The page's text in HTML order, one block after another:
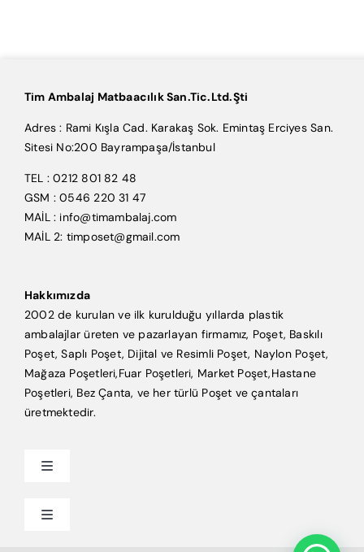
Tim Ambalaj Matbaacılık San.Tic.Ltd.Şti
Adres : Rami Kışla Cad. Karakaş Sok. Emintaş Erciyes San.
Sitesi No:200 Bayrampaşa/İstanbul
TEL : 0212 801 82 48
GSM : 0546 220 31 47
MAİL : info@timambalaj.com
MAİL 2: timposet@gmail.com
Hakkımızda
2002 de kurulan ve ilk kurulduğu yıllarda plastik
ambalajlar üreten ve pazarlayan firmamız, Poşet, Baskılı
Poşet, Saplı Poşet, Dijital ve Resimli Poşet, Naylon Poşet,
Mağaza Poşetleri,Fuar Poşetleri, Market Poşet,Hastane
Poşetleri, Bez Çanta, ve her türlü Poşet ve çantaları
üretmektedir.
Toggle
Anasayfa
Toggle